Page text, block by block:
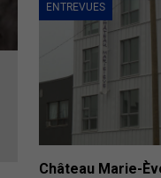
ENTREVUES
Château Marie-